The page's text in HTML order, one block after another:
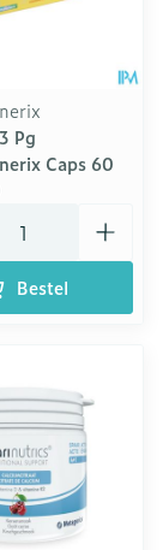
Pg
Caps 60
Bestel